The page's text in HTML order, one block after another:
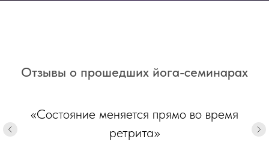
Отзывы о прошедших йога-семинарах
«То, что не получалось годами –
сдвинулось»
«Состояние меняется прямо во время
ретрита»